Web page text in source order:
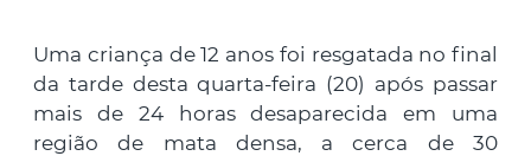
Uma criança de 12 anos foi resgatada no final
da tarde desta quarta-feira (20) após passar
mais de 24 horas desaparecida em uma
região de mata densa, a cerca de 30